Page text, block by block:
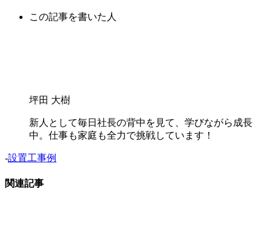
この記事を書いた人
坪田 大樹
新人として毎日社長の背中を見て、学びながら成長
中。仕事も家庭も全力で挑戦しています！
-設置工事例
関連記事